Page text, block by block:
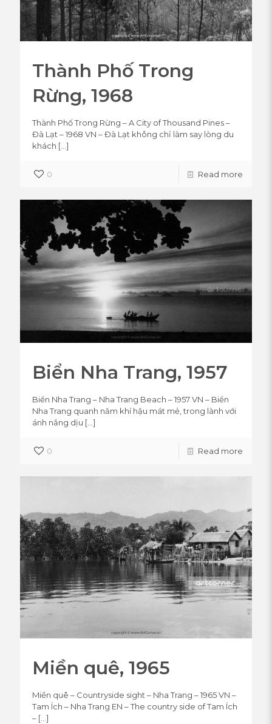
Thành Phố Trong
Rừng, 1968
Thành Phố Trong Rừng – A City of Thousand Pines –
Đà Lạt – 1968 VN – Đà Lạt không chỉ làm say lòng du
khách […]
0 Read more
Biển Nha Trang, 1957
Biển Nha Trang – Nha Trang Beach – 1957 VN – Biển
Nha Trang quanh năm khí hậu mát mẻ, trong lành với
ánh nắng dịu […]
0 Read more
Miền quê, 1965
Miền quê – Countryside sight – Nha Trang – 1965 VN –
Tam Ích – Nha Trang EN – The country side of Tam Ích
– […]